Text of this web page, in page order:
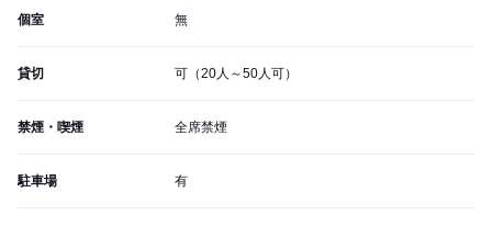
個室 無
貸切 可（20人～50人可）
禁煙・喫煙 全席禁煙
駐車場 有